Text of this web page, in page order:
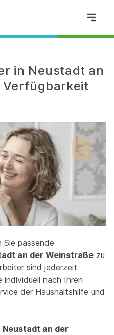
in Neustadt an
Verfügbarkeit
passende
an der Weinstraße zu
sind jederzeit
individuell nach Ihren
der Haushaltshilfe und
an der